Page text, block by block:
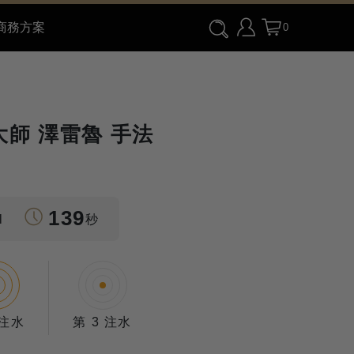
務方案 0
師 澤雷魯 手法
139秒
水 第 3 注水